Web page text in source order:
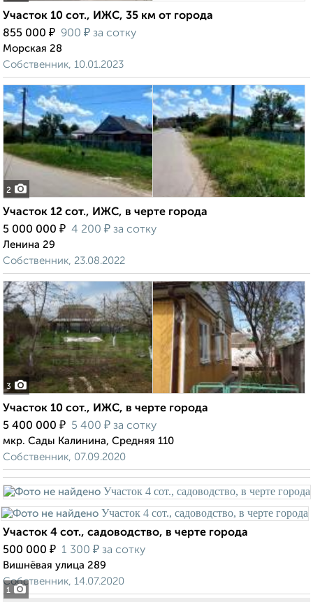
Участок 10 сот., ИЖС, 35 км от города
855 000 ₽ 900 ₽ за сотку
Морская 28
Собственник, 10.01.2023
2
Участок 12 сот., ИЖС, в черте города
5 000 000 ₽ 4 200 ₽ за сотку
Ленина 29
Собственник, 23.08.2022
3
Участок 10 сот., ИЖС, в черте города
5 400 000 ₽ 5 400 ₽ за сотку
мкр. Сады Калинина, Средняя 110
Собственник, 07.09.2020
1
Участок 4 сот., садоводство, в черте города
500 000 ₽ 1 300 ₽ за сотку
Вишнёвая улица 289
Собственник, 14.07.2020